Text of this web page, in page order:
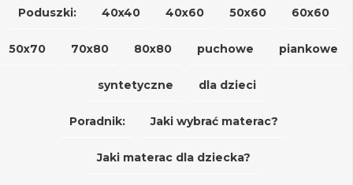
Poduszki: 40x40 40x60 50x60 60x60
50x70 70x80 80x80 puchowe piankowe
syntetyczne dla dzieci
Poradnik: Jaki wybrać materac?
Jaki materac dla dziecka?